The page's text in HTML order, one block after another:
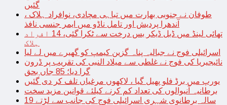
گئیں
طوفان نے جنوبی بھارت میں تباہی مچادی، نوافراد ہلاک ،
آندھرا پردیش اور تامل ناڈو میں ایمر جنسی نافذ
تھائی لینڈ میں ڈبل ڈیکر بس درخت سے ٹکرا گئی، 14 افراد
ہلاک
اسرائیلی فوج نے جبالیہ پناہ گزین کیمپ کو گھیرے میں لے لیا
نائیجیریا کی فوج نے غلطی سے میلاد النبی کی تقریب پر ڈرون
گرا دیا؛ 85 جاں بحق
یورپ میں برڈ فلو پھیل گیا ، لاکھوں مرغیاں تلف کر دی گئیں
برطانیہ آنیوالوں کی تعداد کم کرنے کیلئے قوانین مزید سخت
19 سالہ برطانوی شہری اسرائیلی فوج کی جانب سے لڑتے